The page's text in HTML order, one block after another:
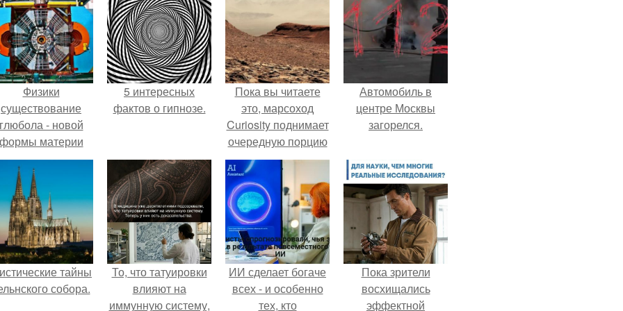
Физики
существование
- новой
материи
подтвердили.
5 интересных
фактов о гипнозе.
Пока вы читаете
это, марсоход
Curiosity поднимает
очередную порцию
красной пыли. 6.
Автомобиль в
центре Москвы
загорелся.
тайны
собора.
То, что татуировки
влияют на
иммунную систему,
ИИ сделает богаче
всех - и особенно
тех, кто
Пока зрители
восхищались
эффектной